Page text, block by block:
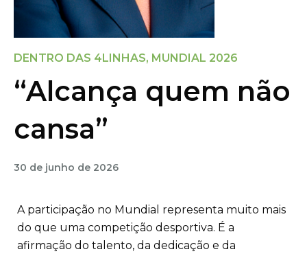
DENTRO DAS 4LINHAS, MUNDIAL 2026
“Alcança quem não
cansa”
30 de junho de 2026
A participação no Mundial representa muito mais
do que uma competição desportiva. É a
afirmação do talento, da dedicação e da